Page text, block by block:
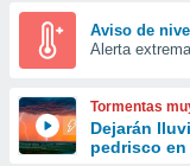
y
forma
digital
basada
Aviso de
Alerta
Tormentas
Dejarán
pedrisco